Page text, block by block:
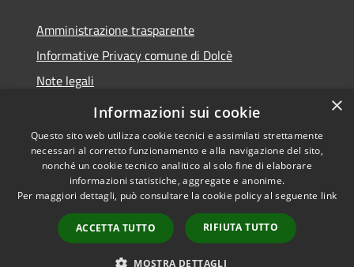
Amministrazione trasparente
Informative Privacy comune di Dolcè
Note legali
Dichiarazione di accessibilità
Accessibilità
Copyright © 2026 • Comune di
Dolcè • Powered by
Municipium•
Accesso
redazione
×
Informazioni sui cookie
Questo sito web utilizza cookie tecnici e assimilati strettamente
necessari al corretto funzionamento e alla navigazione del sito,
nonché un cookie tecnico analitico al solo fine di elaborare
informazioni statistiche, aggregate e anonime.
Per maggiori dettagli, può consultare la cookie policy al seguente link
ACCETTA TUTTO RIFIUTA TUTTO
MOSTRA DETTAGLI